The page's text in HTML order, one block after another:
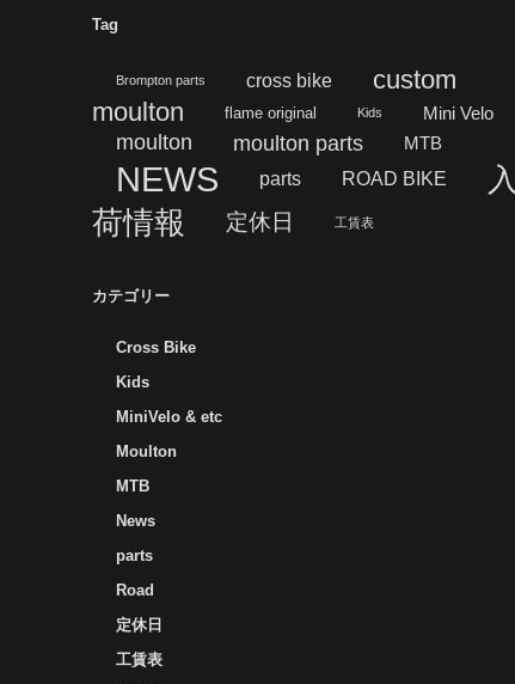
Tag
Brompton parts cross bike
custom
moulton
flame original Kids Mini Velo
moulton moulton parts MTB
NEWS parts ROAD BIKE
入
荷情報
定休日 工賃表
カテゴリー
Cross Bike
Kids
MiniVelo & etc
Moulton
MTB
News
parts
Road
定休日
工賃表